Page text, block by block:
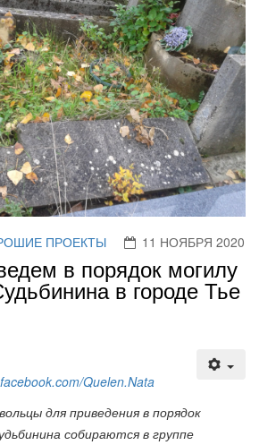
ПРОЕКТЫ 11 НОЯБРЯ 2020
в порядок могилу
в городе Тье
Quelen.Nata
для приведения в порядок
собираются в группе